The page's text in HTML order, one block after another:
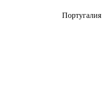
Португалия